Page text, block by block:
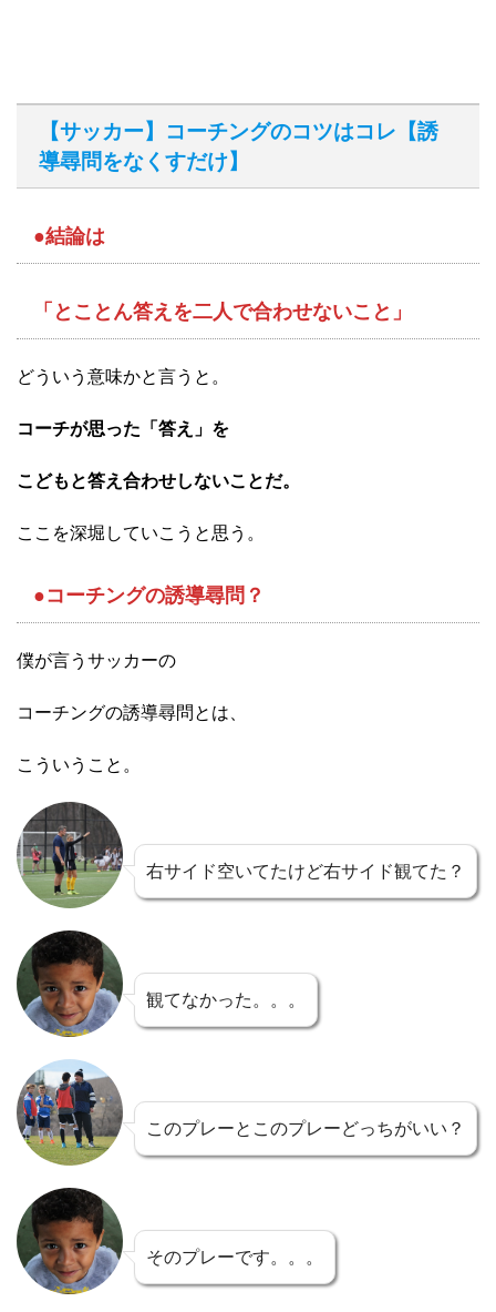
【サッカー】コーチングのコツはコレ【誘
導尋問をなくすだけ】
●結論は
「とことん答えを二人で合わせないこと」
どういう意味かと言うと。
コーチが思った「答え」を
こどもと答え合わせしないことだ。
ここを深堀していこうと思う。
●コーチングの誘導尋問？
僕が言うサッカーの
コーチングの誘導尋問とは、
こういうこと。
右サイド空いてたけど右サイド観てた？
観てなかった。。。
このプレーとこのプレーどっちがいい？
そのプレーです。。。